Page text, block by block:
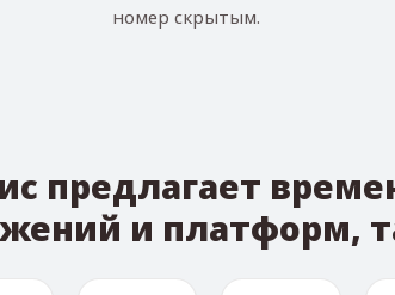
номер скрытым.
предлагает
и платформ,